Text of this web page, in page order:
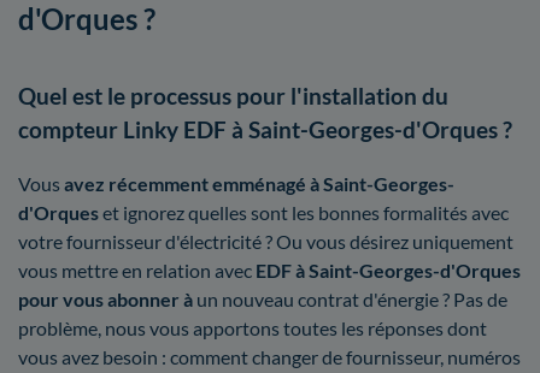
d'Orques ?
Quel est le processus pour l'installation du
compteur Linky EDF à Saint-Georges-d'Orques ?
Vous avez récemment emménagé à Saint-Georges-
d'Orqueset ignorez quelles sont les bonnes formalités avec
votre fournisseur d'électricité ? Ou vous désirez uniquement
vous mettre en relation avec EDF à Saint-Georges-d'Orques
pour vous abonner à un nouveau contrat d'énergie ? Pas de
problème, nous vous apportons toutes les réponses dont
vous avez besoin : comment changer de fournisseur, numéros